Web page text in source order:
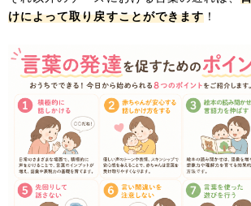
けによって取り戻すことができます ！